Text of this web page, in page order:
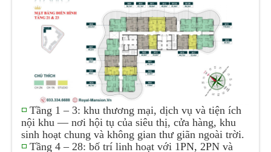
◽Tầng 1 – 3: khu thương mại, dịch vụ và tiện ích
nội khu — nơi hội tụ của siêu thị, cửa hàng, khu
sinh hoạt chung và không gian thư giãn ngoài trời.
◽Tầng 4 – 28: bố trí linh hoạt với 1PN, 2PN và